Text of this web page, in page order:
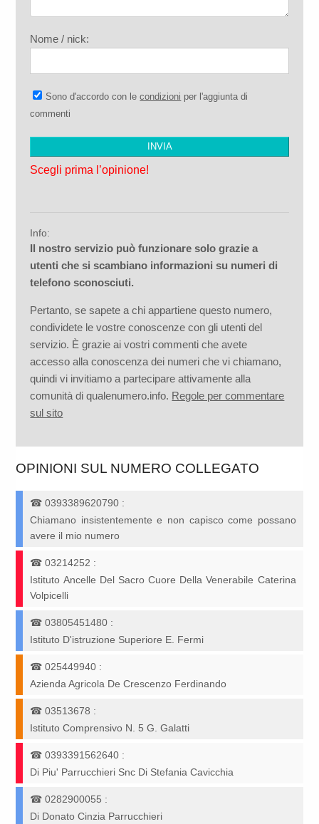
Nome / nick:
Sono d'accordo con lecondizioni per l'aggiunta di
commenti
Scegli prima l’opinione!
Info:
Il nostro servizio può funzionare solo grazie a
utenti che si scambiano informazioni su numeri di
telefono sconosciuti.
Pertanto, se sapete a chi appartiene questo numero,
condividete le vostre conoscenze con gli utenti del
servizio. È grazie ai vostri commenti che avete
accesso alla conoscenza dei numeri che vi chiamano,
quindi vi invitiamo a partecipare attivamente alla
comunità di qualenumero.info. Regole per commentare
sul sito
OPINIONI SUL NUMERO COLLEGATO
☎0393389620790 :
Chiamano insistentemente e non capisco come possano
avere il mio numero
☎03214252 :
Istituto Ancelle Del Sacro Cuore Della Venerabile Caterina
Volpicelli
☎03805451480 :
Istituto D'istruzione Superiore E. Fermi
☎025449940 :
Azienda Agricola De Crescenzo Ferdinando
☎03513678 :
Istituto Comprensivo N. 5 G. Galatti
☎0393391562640 :
Di Piu' Parrucchieri Snc Di Stefania Cavicchia
☎0282900055 :
Di Donato Cinzia Parrucchieri